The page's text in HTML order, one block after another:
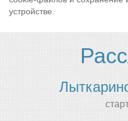
устройстве.